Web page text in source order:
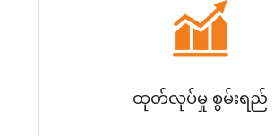
ထုတ်လုပ်မှု စွမ်းရည်